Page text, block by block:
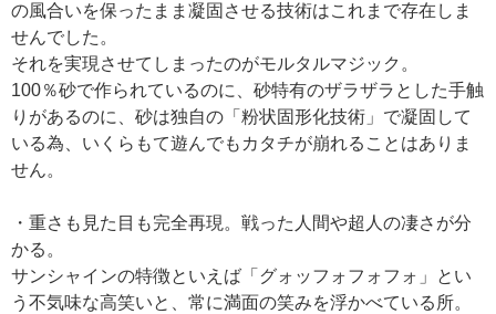
の風合いを保ったまま凝固させる技術はこれまで存在しま
せんでした。
それを実現させてしまったのがモルタルマジック。
100％砂で作られているのに、砂特有のザラザラとした手触
りがあるのに、砂は独自の「粉状固形化技術」で凝固して
いる為、いくらもて遊んでもカタチが崩れることはありま
せん。
・重さも見た目も完全再現。戦った人間や超人の凄さが分
かる。
サンシャインの特徴といえば「グォッフォフォフォ」とい
う不気味な高笑いと、常に満面の笑みを浮かべている所。